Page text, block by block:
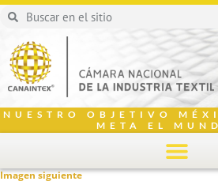
NUESTRO OBJETIVO
META EL
Imagen siguiente